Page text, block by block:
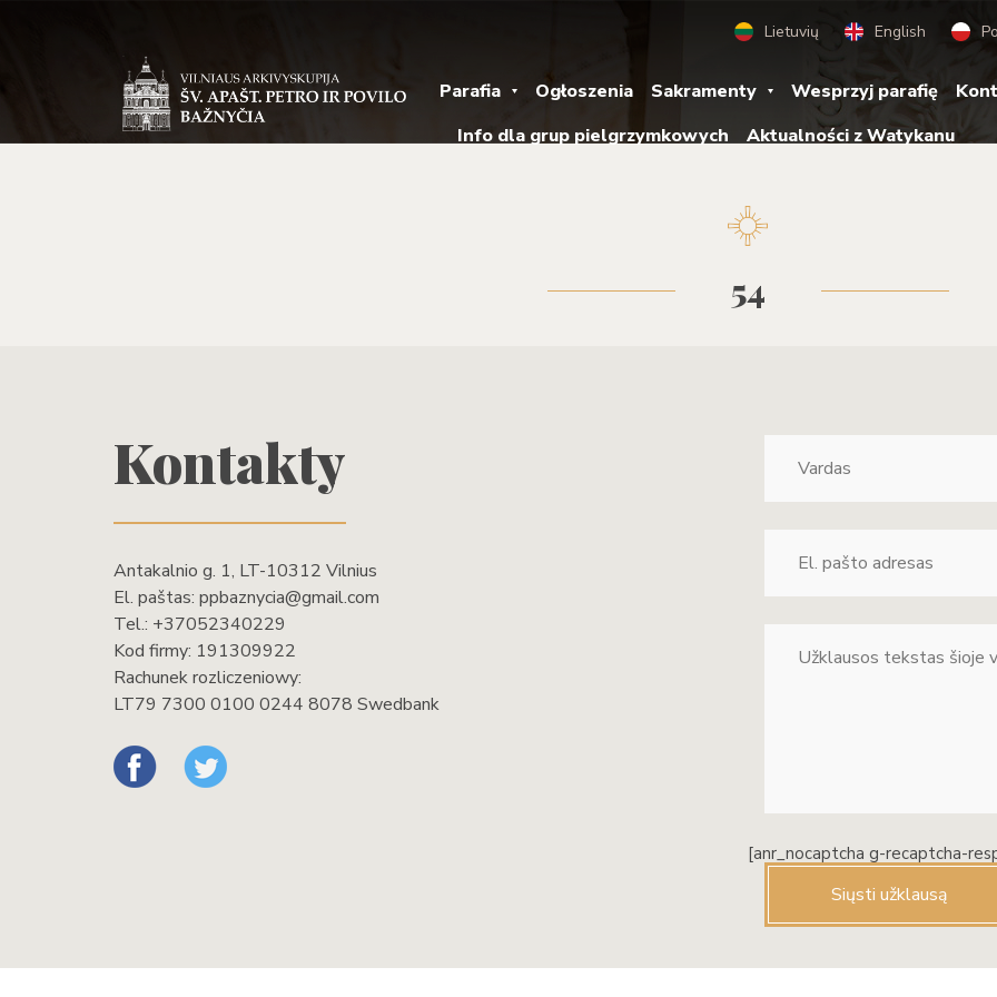
Lietuvių English
Parafia Ogłoszenia Sakramenty Wesprzyj parafię
Info dla grup pielgrzymkowych
Aktualności z Watykanu
54
Kontakty
Antakalnio g. 1, LT-10312 Vilnius
El. paštas: ppbaznycia@gmail.com
Tel.: +37052340229
Kod firmy: 191309922
Rachunek rozliczeniowy:
LT79 7300 0100 0244 8078 Swedbank
[anr_nocaptcha g-recaptcha-